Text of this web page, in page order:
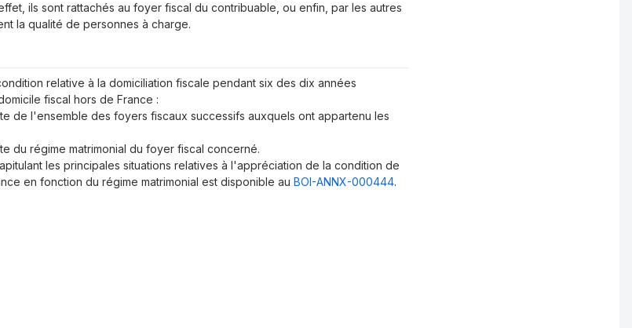
ils sont rattachés au foyer fiscal du contribuable, ou enfin, par les autres
la qualité de personnes à charge.
relative à la domiciliation fiscale pendant six des dix années
fiscal hors de France :
de l'ensemble des foyers fiscaux successifs auxquels ont appartenu les
du régime matrimonial du foyer fiscal concerné.
les principales situations relatives à l'appréciation de la condition de
en fonction du régime matrimonial est disponible au BOI-ANNX-000444.